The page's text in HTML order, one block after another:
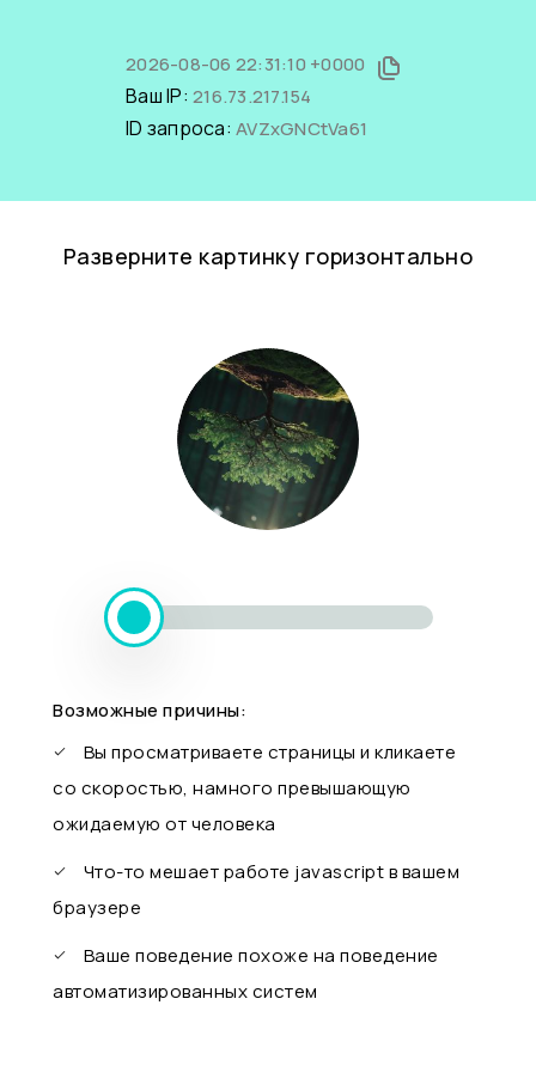
2026-08-06 22:31:10 +0000
Ваш IP: 216.73.217.154
ID запроса: AVZxGNCtVa61
Разверните картинку горизонтально
Возможные причины:
Вы просматриваете страницы и кликаете
со скоростью, намного превышающую
ожидаемую от человека
Что-то мешает работе javascript в вашем
браузере
Ваше поведение похоже на поведение
автоматизированных систем